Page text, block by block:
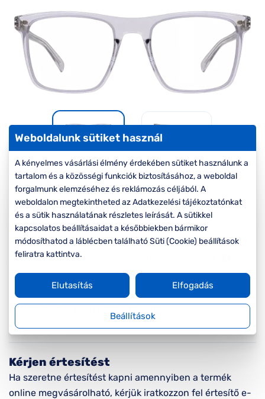
minden
szemüvegekre
Seen Belépőár
ajánlat
-30%
Korábbi ár: 27.000 Ft
Akciós ár: 18.900 Ft
A feltűntetett ár a szemüvegkeretre vonatkozik.
Jelenleg nem elérhető online
Kérjen értesítést
Ha szeretne értesítést kapni amennyiben a termék
online megvásárolható, kérjük iratkozzon fel értesítő e-
Weboldalunk sütiket használ
A kényelmes vásárlási élmény érdekében sütiket használunk a
tartalom és a közösségi funkciók biztosításához, a weboldal
forgalmunk elemzéséhez és reklámozás céljából. A
weboldalon megtekintheted az Adatkezelési tájékoztatónkat
és a sütik használatának részletes leírását. A sütikkel
kapcsolatos beállításaidat a későbbiekben bármikor
módosíthatod a láblécben található Süti (Cookie) beállítások
feliratra kattintva.
Beállítások
Elutasítás Elfogadás